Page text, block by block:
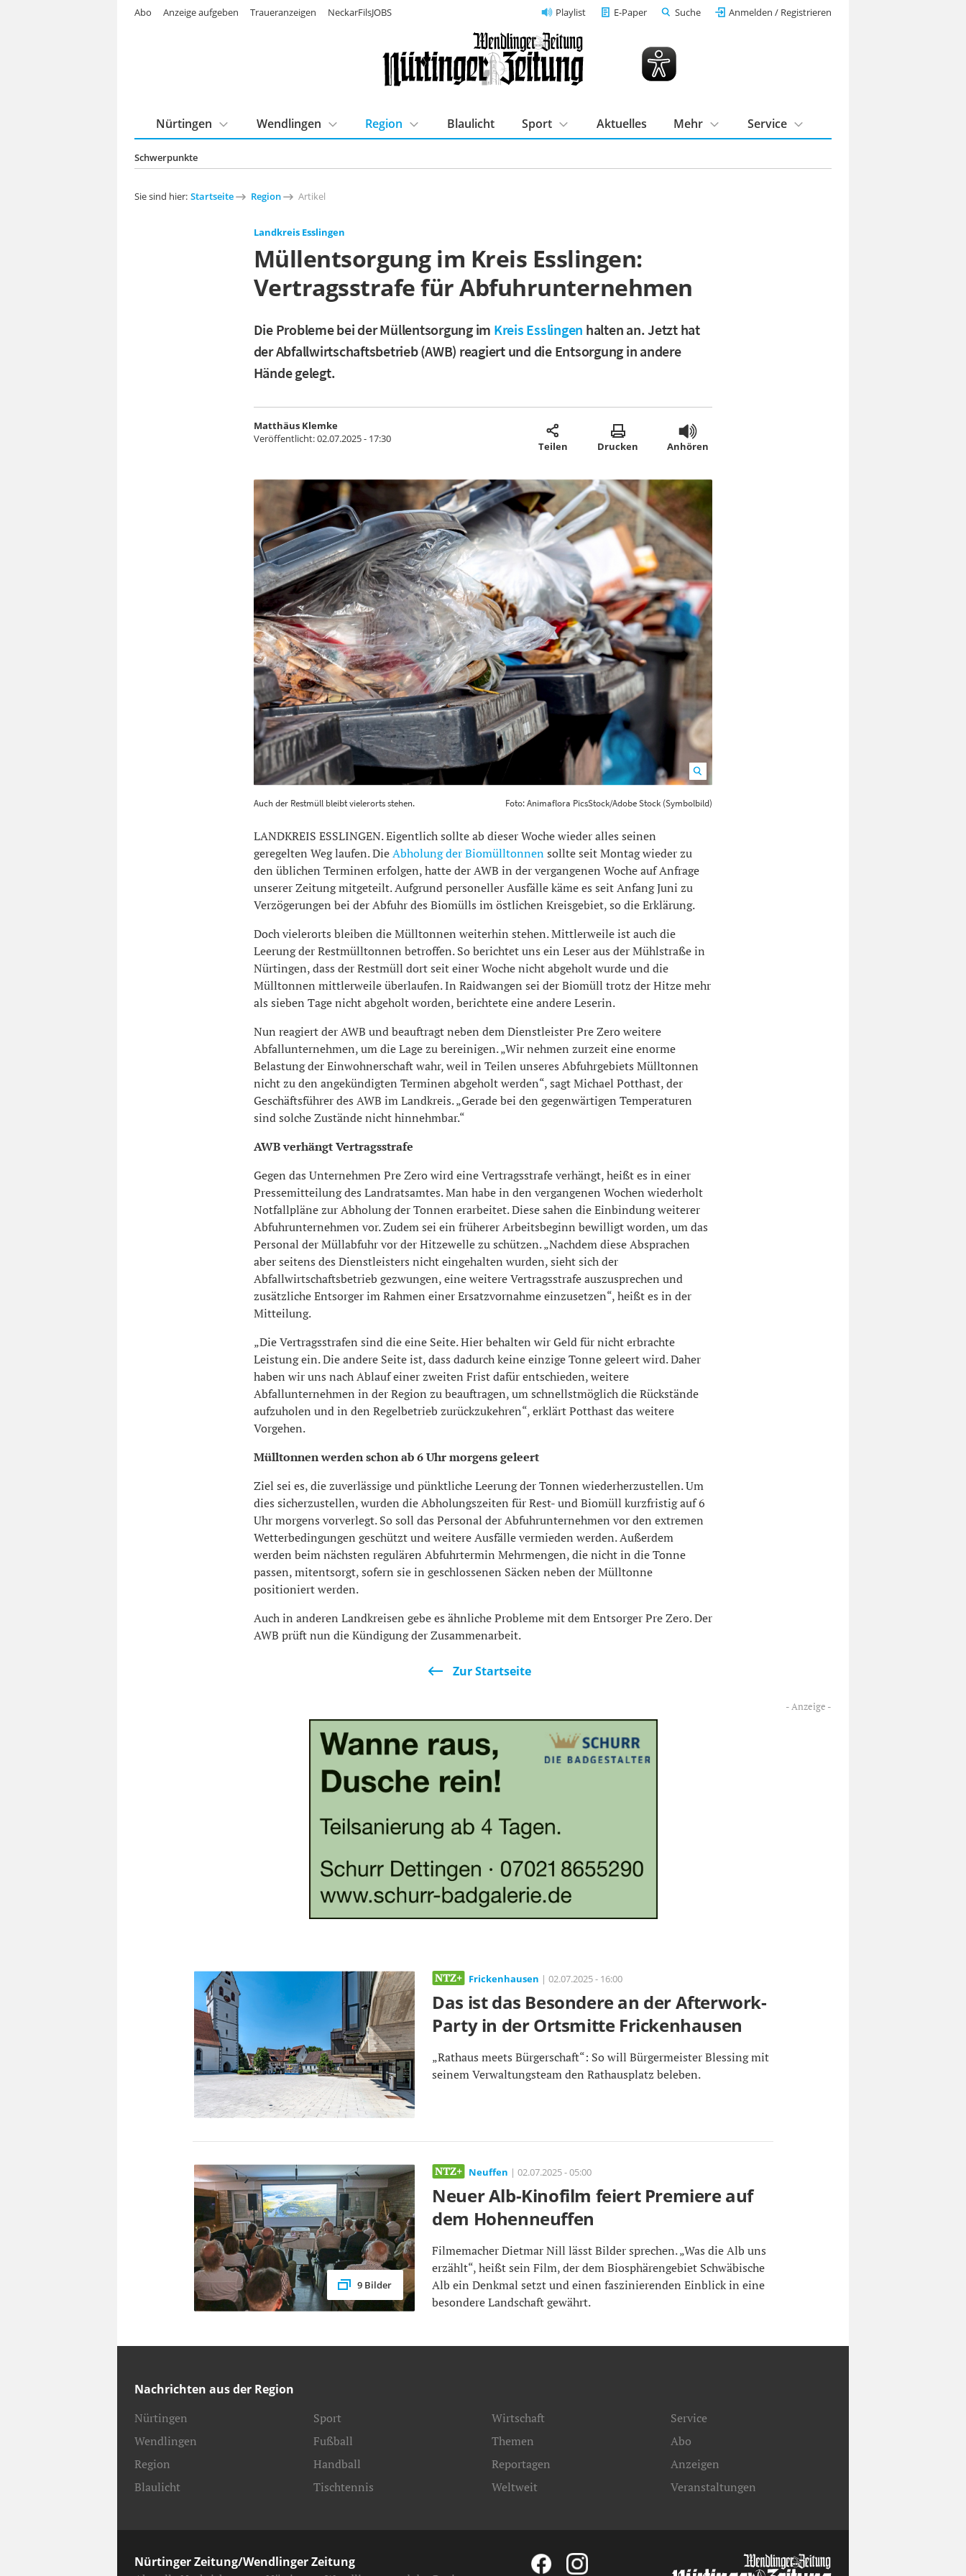
Playlist E-Paper Suche Anmelden / Registrieren
Schwerpunkte
Nürtingen Wendlingen Region Blaulicht Sport Aktuelles Mehr Service
Abo Anzeige aufgeben Traueranzeigen NeckarFilsJOBS
Sie sind hier: Startseite Region Artikel
Landkreis Esslingen
Müllentsorgung im Kreis Esslingen:
Vertragsstrafe für Abfuhrunternehmen
Die Probleme bei der Müllentsorgung im Kreis Esslingen halten an. Jetzt hat
der Abfallwirtschaftsbetrieb (AWB) reagiert und die Entsorgung in andere
Hände gelegt.
Matthäus Klemke
Veröffentlicht:02.07.2025 - 17:30
Teilen Drucken Anhören
(Symbolbild) 1200 800
Auch der Restmüll bleibt vielerorts stehen. Foto: Animaflora PicsStock/Adobe Stock (Symbolbild)
LANDKREIS ESSLINGEN. Eigentlich sollte ab dieser Woche wieder alles seinen
geregelten Weg laufen. DieAbholung der Biomülltonnensollte seit Montag wieder zu
den üblichen Terminen erfolgen, hatte der AWB in der vergangenen Woche auf Anfrage
unserer Zeitung mitgeteilt. Aufgrund personeller Ausfälle käme es seit Anfang Juni zu
Verzögerungen bei der Abfuhr des Biomülls im östlichen Kreisgebiet, so die Erklärung.
Doch vielerorts bleiben die Mülltonnen weiterhin stehen. Mittlerweile ist auch die
Leerung der Restmülltonnen betroffen. So berichtet uns ein Leser aus der Mühlstraße in
Nürtingen, dass der Restmüll dort seit einer Woche nicht abgeholt wurde und die
Mülltonnen mittlerweile überlaufen. In Raidwangen sei der Biomüll trotz der Hitze mehr
als sieben Tage nicht abgeholt worden, berichtete eine andere Leserin.
Nun reagiert der AWB und beauftragt neben dem Dienstleister Pre Zero weitere
Abfallunternehmen, um die Lage zu bereinigen. „Wir nehmen zurzeit eine enorme
Belastung der Einwohnerschaft wahr, weil in Teilen unseres Abfuhrgebiets Mülltonnen
nicht zu den angekündigten Terminen abgeholt werden“, sagt Michael Potthast, der
Geschäftsführer des AWB im Landkreis. „Gerade bei den gegenwärtigen Temperaturen
sind solche Zustände nicht hinnehmbar.“
AWB verhängt Vertragsstrafe
Gegen das Unternehmen Pre Zero wird eine Vertragsstrafe verhängt, heißt es in einer
Pressemitteilung des Landratsamtes. Man habe in den vergangenen Wochen wiederholt
Notfallpläne zur Abholung der Tonnen erarbeitet. Diese sahen die Einbindung weiterer
Abfuhrunternehmen vor. Zudem sei ein früherer Arbeitsbeginn bewilligt worden, um das
Personal der Müllabfuhr vor der Hitzewelle zu schützen. „Nachdem diese Absprachen
aber seitens des Dienstleisters nicht eingehalten wurden, sieht sich der
Abfallwirtschaftsbetrieb gezwungen, eine weitere Vertragsstrafe auszusprechen und
zusätzliche Entsorger im Rahmen einer Ersatzvornahme einzusetzen“, heißt es in der
Mitteilung.
„Die Vertragsstrafen sind die eine Seite. Hier behalten wir Geld für nicht erbrachte
Leistung ein. Die andere Seite ist, dass dadurch keine einzige Tonne geleert wird. Daher
haben wir uns nach Ablauf einer zweiten Frist dafür entschieden, weitere
Abfallunternehmen in der Region zu beauftragen, um schnellstmöglich die Rückstände
aufzuholen und in den Regelbetrieb zurückzukehren“, erklärt Potthast das weitere
Vorgehen.
Mülltonnen werden schon ab 6 Uhr morgens geleert
Ziel sei es, die zuverlässige und pünktliche Leerung der Tonnen wiederherzustellen. Um
dies sicherzustellen, wurden die Abholungszeiten für Rest- und Biomüll kurzfristig auf 6
Uhr morgens vorverlegt. So soll das Personal der Abfuhrunternehmen vor den extremen
Wetterbedingungen geschützt und weitere Ausfälle vermieden werden. Außerdem
werden beim nächsten regulären Abfuhrtermin Mehrmengen, die nicht in die Tonne
passen, mitentsorgt, sofern sie in geschlossenen Säcken neben der Mülltonne
positioniert werden.
Auch in anderen Landkreisen gebe es ähnliche Probleme mit dem Entsorger Pre Zero. Der
AWB prüft nun die Kündigung der Zusammenarbeit.
Zur Startseite
Frickenhausen | 02.07.2025 - 16:00
Das ist das Besondere an der Afterwork-
Party in der Ortsmitte Frickenhausen
„Rathaus meets Bürgerschaft“: So will Bürgermeister Blessing mit
seinem Verwaltungsteam den Rathausplatz beleben.
9 Bilder
Neuffen | 02.07.2025 - 05:00
Neuer Alb-Kinofilm feiert Premiere auf
dem Hohenneuffen
Filmemacher Dietmar Nill lässt Bilder sprechen. „Was die Alb uns
erzählt“, heißt sein Film, der dem Biosphärengebiet Schwäbische
Alb ein Denkmal setzt und einen faszinierenden Einblick in eine
besondere Landschaft gewährt.
Nachrichten aus der Region
Nürtingen
Wendlingen
Region
Blaulicht
Sport
Fußball
Handball
Tischtennis
Wirtschaft
Themen
Reportagen
Weltweit
Service
Abo
Anzeigen
Veranstaltungen
Nürtinger Zeitung/Wendlinger Zeitung